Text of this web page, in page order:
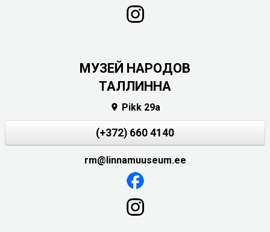
MУЗЕЙ НАРОДОВ
ТАЛЛИННА
 Pikk 29a
(+372) 660 4140
rm@linnamuuseum.ee